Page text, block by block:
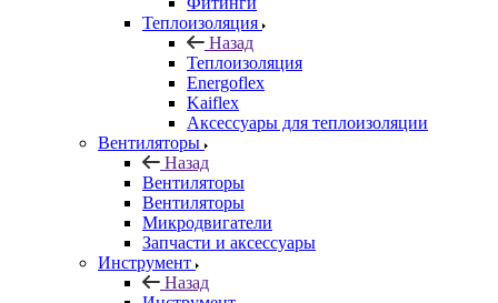
Теплоизоляция
Назад
Теплоизоляция
Energoflex
Kaiflex
Аксессуары для теплоизоляции
Вентиляторы
Назад
Вентиляторы
Вентиляторы
Микродвигатели
Запчасти и аксессуары
Инструмент
Назад